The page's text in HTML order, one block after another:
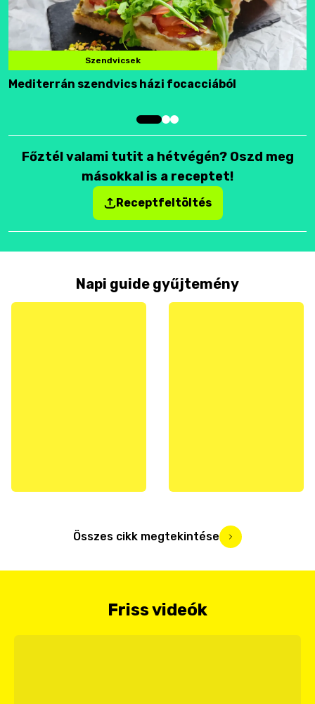
Szendvicsek
Mediterrán szendvics házi focacciából
Főztél valami tutit a hétvégén? Oszd meg
másokkal is a receptet!
Receptfeltöltés
Napi guide gyűjtemény
Összes cikk megtekintése
Friss videók